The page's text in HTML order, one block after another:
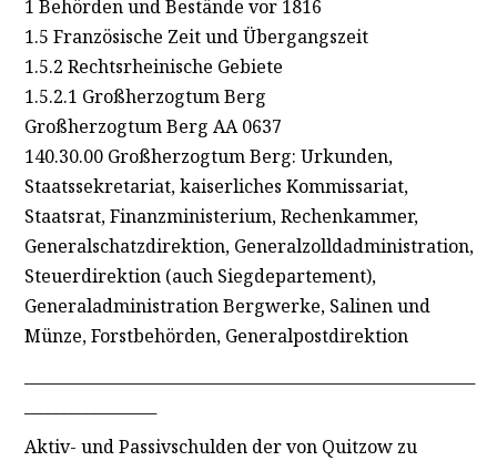
1 Behörden und Bestände vor 1816
1.5 Französische Zeit und Übergangszeit
1.5.2 Rechtsrheinische Gebiete
1.5.2.1 Großherzogtum Berg
Großherzogtum Berg AA 0637
140.30.00 Großherzogtum Berg: Urkunden,
Staatssekretariat, kaiserliches Kommissariat,
Staatsrat, Finanzministerium, Rechenkammer,
Generalschatzdirektion, Generalzolldadministration,
Steuerdirektion (auch Siegdepartement),
Generaladministration Bergwerke, Salinen und
Münze, Forstbehörden, Generalpostdirektion
Aktiv- und Passivschulden der von Quitzow zu